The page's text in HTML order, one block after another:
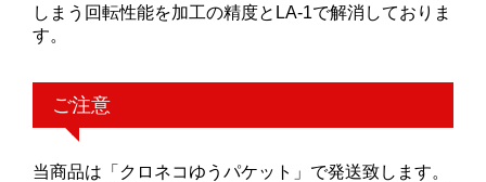
しまう回転性能を加工の精度とLA-1で解消しておりま
す。
ご注意
当商品は「クロネコゆうパケット」で発送致します。